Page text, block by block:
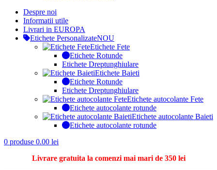
Despre noi
Informatii utile
Livrari in EUROPA
Etichete PersonalizateNOU
Etichete Fete
Etichete Rotunde
Etichete Dreptunghiulare
Etichete Baieti
Etichete Rotunde
Etichete Dreptunghiulare
Etichete autocolante Fete
Etichete autocolante rotunde
Etichete autocolante Baieti
Etichete autocolante rotunde
0 produse 0.00 lei
Livrare gratuita la comenzi mai mari de 350 lei